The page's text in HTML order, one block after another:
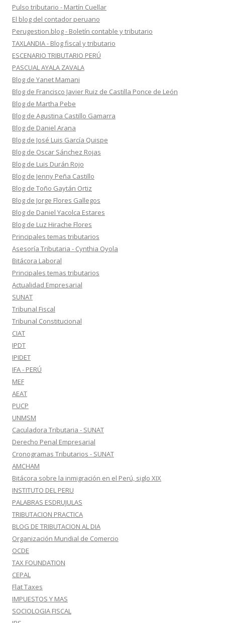
Pulso tributario - Martín Cuellar
El blog del contador peruano
Perugestion.blog - Boletín contable y tributario
TAXLANDIA - Blog fiscal y tributario
ESCENARIO TRIBUTARIO PERÚ
PASCUAL AYALA ZAVALA
Blog de Yanet Mamani
Blog de Francisco Javier Ruiz de Castilla Ponce de León
Blog de Martha Pebe
Blog de Agustina Castillo Gamarra
Blog de Daniel Arana
Blog de José Luis García Quispe
Blog de Oscar Sánchez Rojas
Blog de Luis Durán Rojo
Blog de Jenny Peña Castillo
Blog de Toño Gaytán Ortiz
Blog de Jorge Flores Gallegos
Blog de Daniel Yacolca Estares
Blog de Luz Hirache Flores
Principales temas tributarios
Asesoría Tributaria - Cynthia Oyola
Bitácora Laboral
Principales temas tributarios
Actualidad Empresarial
SUNAT
Tribunal Fiscal
Tribunal Constitucional
CIAT
IPDT
IPIDET
IFA - PERÚ
MEF
AEAT
PUCP
UNMSM
Caculadora Tributaria - SUNAT
Derecho Penal Empresarial
Cronogramas Tributarios - SUNAT
AMCHAM
Bitácora sobre la inmigración en el Perú, siglo XIX
INSTITUTO DEL PERU
PALABRAS ESDRUJULAS
TRIBUTACION PRACTICA
BLOG DE TRIBUTACION AL DIA
Organización Mundial de Comercio
OCDE
TAX FOUNDATION
CEPAL
Flat Taxes
IMPUESTOS Y MAS
SOCIOLOGIA FISCAL